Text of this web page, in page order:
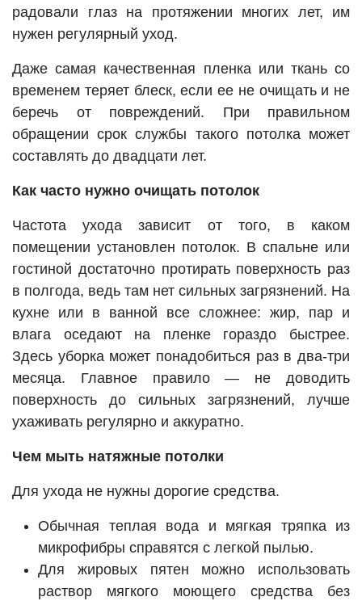
радовали глаз на протяжении многих лет, им
нужен регулярный уход.
Даже самая качественная пленка или ткань со
временем теряет блеск, если ее не очищать и не
беречь от повреждений. При правильном
обращении срок службы такого потолка может
составлять до двадцати лет.
Как часто нужно очищать потолок
Частота ухода зависит от того, в каком
помещении установлен потолок. В спальне или
гостиной достаточно протирать поверхность раз
в полгода, ведь там нет сильных загрязнений. На
кухне или в ванной все сложнее: жир, пар и
влага оседают на пленке гораздо быстрее.
Здесь уборка может понадобиться раз в два-три
месяца. Главное правило — не доводить
поверхность до сильных загрязнений, лучше
ухаживать регулярно и аккуратно.
Чем мыть натяжные потолки
Для ухода не нужны дорогие средства.
Обычная теплая вода и мягкая тряпка из
микрофибры справятся с легкой пылью.
Для жировых пятен можно использовать
раствор мягкого моющего средства без